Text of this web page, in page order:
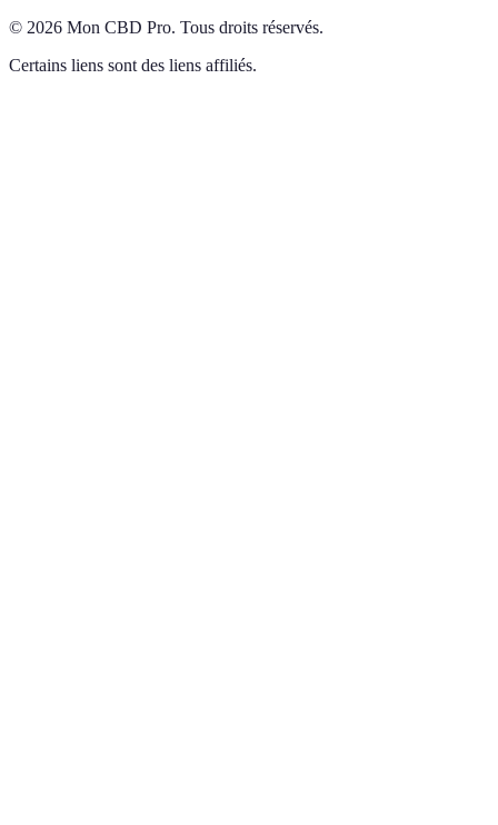
© 2026 Mon CBD Pro. Tous droits réservés.
Certains liens sont des liens affiliés.